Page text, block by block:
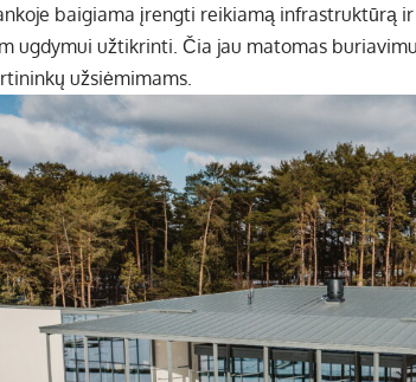
baigiama įrengti reikiamą infrastruktūrą
ugdymui užtikrinti. Čia jau matomas
užsiėmimams.